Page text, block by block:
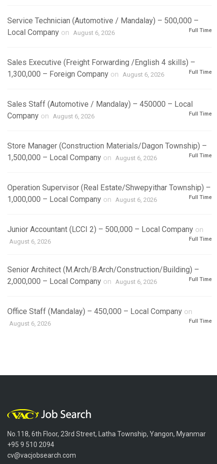
Service Technician (Automotive / Mandalay) – 500,000 –
Local Company on August 6, 2026 Full Time
Sales Executive (Freight Forwarding /English 4 skills) –
1,300,000 – Foreign Company on August 6, 2026 Full Time
Sales Staff (Automotive / Mandalay) – 450000 – Local
Company on August 6, 2026 Full Time
Store Manager (Construction Materials/Dagon Township) –
1,500,000 – Local Company on August 6, 2026 Full Time
Operation Supervisor (Real Estate/Shwepyithar Township) –
1,000,000 – Local Company on August 6, 2026 Full Time
Junior Accountant (LCCI 2) – 500,000 – Local Company on
August 6, 2026 Full Time
Senior Architect (M.Arch/B.Arch/Construction/Building) –
2,000,000 – Local Company on August 6, 2026 Full Time
Office Staff (Mandalay) – 450,000 – Local Company on
August 6, 2026 Full Time
No.118, 6th Floor, 23rd Street, Latha Township, Yangon, Myanmar
+95 9 510 2094
cv@vacjobsearch.com